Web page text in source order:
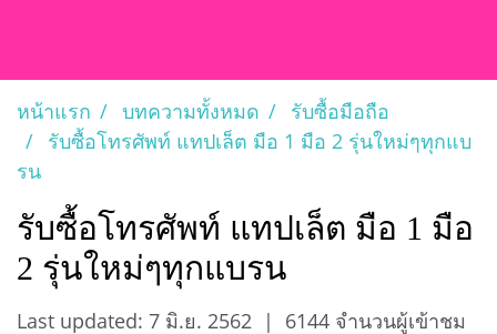
หน้าแรก บทความทั้งหมด
รับซื้อมือถือ
รับซื้อโทรศัพท์ แทปเล็ต มือ 1 มือ 2 รุ่นใหม่ๆทุกแบ
รน
รับซื้อโทรศัพท์ แทปเล็ต มือ 1 มือ
2 รุ่นใหม่ๆทุกแบรน
Last updated: 7 มิ.ย. 2562 |
6144 จำนวนผู้เข้าชม